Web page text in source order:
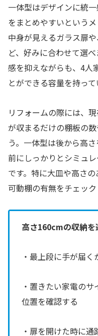
一体型はデザインに統
をまとめやすいという
中身が見えるガラス扉
ど、好みに合わせて選
感を抑えながらも、4人
とができる容量を持って
リフォームの際には、
が収まるだけの棚板の
う。一体型は後から高
前にしっかりとシミュ
です。特に大皿や高さ
可動棚の有無をチェック
高さ160cmの収納
・最上段に手が届
・置きたい家電の
位置を確認する
・扉を開けた時に